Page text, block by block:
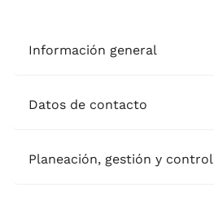
Información general
Datos de contacto
Planeación, gestión y control